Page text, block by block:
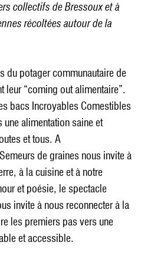
collectifs de Bressoux et à
récoltées autour de la
du potager communautaire de
leur “coming out alimentaire”.
bacs Incroyables Comestibles
alimentation saine et
et tous. A
de graines nous invite à
à la cuisine et à notre
et poésie, le spectacle
invite à nous reconnecter à la
les premiers pas vers une
et accessible.